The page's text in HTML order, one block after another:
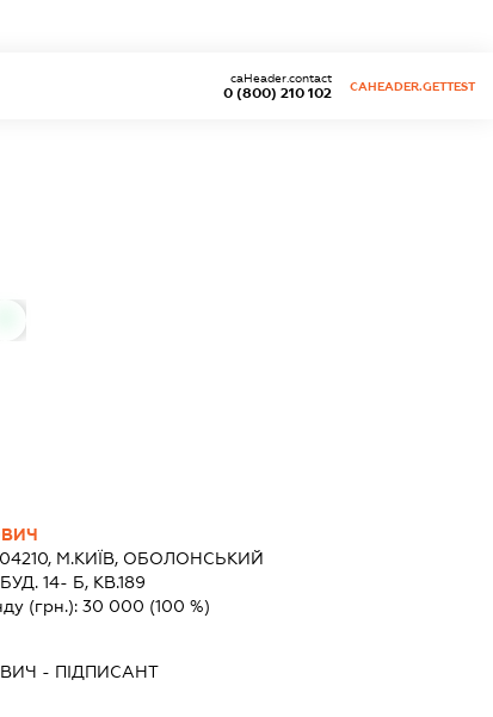
0 (800) 210 102
caHeader.contact
CAHEADER.GETTEST
М.КИЇВ, ОБОЛОНСЬКИЙ
14- Б, КВ.189
(грн.): 30 000 (100 %)
- ПІДПИСАНТ